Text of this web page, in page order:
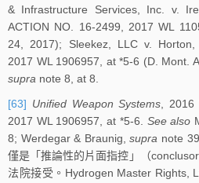
& Infrastructure Services, Inc. v.
ACTION NO. 16-2499, 2017 WL
24, 2017); Sleekez, LLC v. Horton,
2017 WL 1906957, at *5-6 (D. Mont.
supra note 8, at 8.
[63] Unified Weapon Systems, 2016
2017 WL 1906957, at *5-6. See also
8; Werdegar & Braunig,supra note
僅是「推論性的片面指控」（
法院接受。Hydrogen Master Rights,